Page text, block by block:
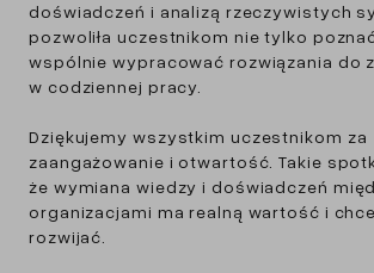
doświadczeń i analizą rzeczywistych
pozwoliła uczestnikom nie tylko
wspólnie wypracować rozwiązania do
w codziennej pracy.
Dziękujemy wszystkim uczestnikom za
zaangażowanie i otwartość. Takie
że wymiana wiedzy i doświadczeń
organizacjami ma realną wartość i
rozwijać.